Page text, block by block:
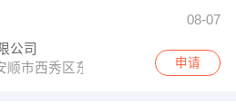
08-07
公司
顺市西秀区东关街道永虹村
申请